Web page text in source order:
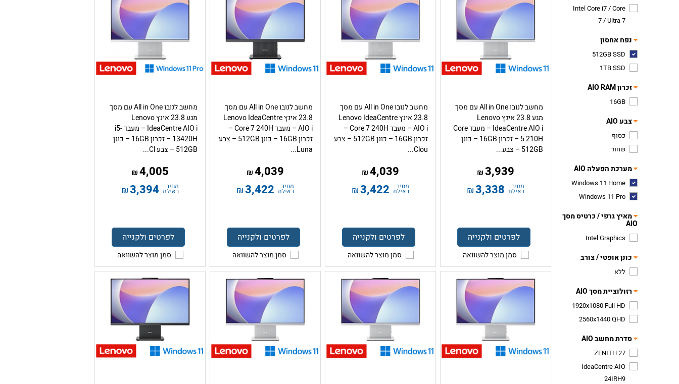
Intel Core i7 / Core
7 / Ultra 7
נפח אחסון
512GB SSD
1TB SSD
זכרון AIO RAM
16GB
צבע AIO
כסוף
שחור
מערכת הפעלה AIO
Windows 11 Home
Windows 11 Pro
מאיץ גרפי / כרטיס מסך
AIO
Intel Graphics
כונן אופטי / צורב
ללא
רזולוציית מסך AIO
1920x1080 Full HD
2560x1440 QHD
סדרת מחשב AIO
ZENITH 27
IdeaCentre AIO
24IRH9
מחשב לנובו All in One עם מסך
מגע 23.8 אינץ Lenovo
IdeaCentre AIO i – מעבד Core
5 210H – זכרון 16GB – כונן
512GB – צבע...
3,939
₪
מחיר
באילת: 3,338
₪
לפרטים ולקנייה
סמן מוצר להשוואה
מחשב לנובו All in One עם מסך
23.8 אינץ Lenovo IdeaCentre
AIO i – מעבד Core 7 240H –
זכרון 16GB – כונן 512GB – צבע
Clou...
4,039
₪
מחיר
באילת: 3,422
₪
לפרטים ולקנייה
סמן מוצר להשוואה
מחשב לנובו All in One עם מסך
23.8 אינץ Lenovo IdeaCentre
AIO i – מעבד Core 7 240H –
זכרון 16GB – כונן 512GB – צבע
Luna...
4,039
₪
מחיר
באילת: 3,422
₪
לפרטים ולקנייה
סמן מוצר להשוואה
מחשב לנובו All in One עם מסך
מגע 23.8 אינץ Lenovo
IdeaCentre AIO i – מעבד i5-
13420H – זכרון 16GB – כונן
512GB – צבע Cl...
4,005
₪
מחיר
באילת: 3,394
₪
לפרטים ולקנייה
סמן מוצר להשוואה